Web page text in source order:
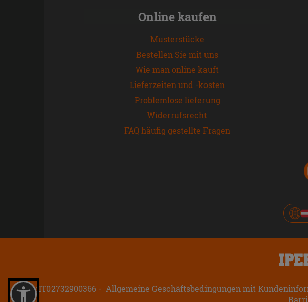
Online kaufen
Musterstücke
Bestellen Sie mit uns
Wie man online kauft
Lieferzeiten und -kosten
Problemlose lieferung
Widerrufsrecht
FAQ häufig gestellte Fragen
P.IVA: IT02732900366 Allgemeine Geschäftsbedingungen mit